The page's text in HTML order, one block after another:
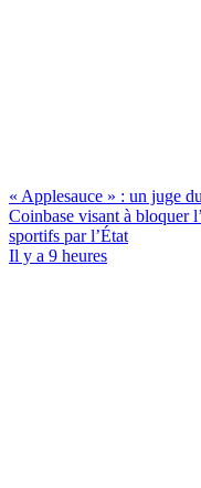
« Applesauce » : un juge
Coinbase visant à bloquer
sportifs par l’État
Il y a 9 heures